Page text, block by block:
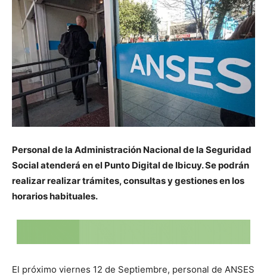
Personal de la Administración Nacional de la Seguridad
Social atenderá en el Punto Digital de Ibicuy. Se podrán
realizar realizar trámites, consultas y gestiones en los
horarios habituales.
El próximo viernes 12 de Septiembre, personal de ANSES